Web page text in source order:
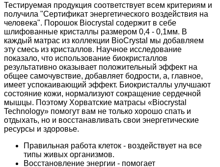
Тестируемая продукция соответствует всем критериям и
получила "Сертификат энергетического воздействия на
человека". Порошок Biocrystal содержит в себе
шлифованные кристаллы размером 0,4 - 0,1мм. В
каждый матрас из коллекции BioCrystal мы добавляем
эту смесь из кристаллов. Научное исследование
показало, что использование биокристаллов
результативно оказывает положительный эффект на
общее самочувствие, добавляет бодрости, а, главное,
имеет успокаивающий эффект. Биокристаллы улучшают
состояние кожи, нормализуют сокращение сердечной
мышцы. Поэтому Хорватские матрасы «Biocrystal
Technology» помогут вам не только хорошо спать и
отдыхать, но и восстанавливать свои энергетические
ресурсы и здоровье.
Правильная работа клеток - воздействует на все
типы живых организмов.
Восстановление энергии - помогает